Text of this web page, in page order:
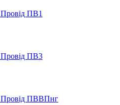
Провід ПВ1
Провід ПВ3
Провід ПВВПнг